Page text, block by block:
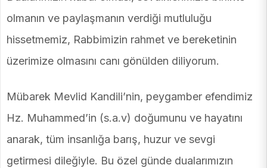
olmanın ve paylaşmanın verdiği mutluluğu
hissetmemiz, Rabbimizin rahmet ve bereketinin
üzerimize olmasını canı gönülden diliyorum.
Mübarek Mevlid Kandili’nin, peygamber efendimiz
Hz. Muhammed’in (s.a.v) doğumunu ve hayatını
anarak, tüm insanlığa barış, huzur ve sevgi
getirmesi dileğiyle. Bu özel günde dualarımızın